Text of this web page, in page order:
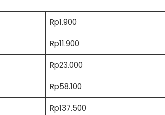
Rp1.900
Rp11.900
Rp23.000
Rp58.100
Rp137.500